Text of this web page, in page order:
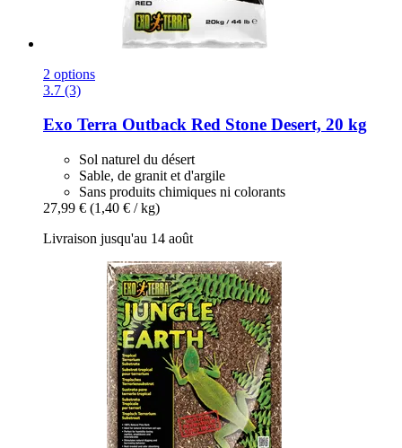
2 options
3.7 (3)
Exo Terra Outback Red Stone Desert, 20 kg
Sol naturel du désert
Sable, de granit et d'argile
Sans produits chimiques ni colorants
27,99 € (1,40 € / kg)
Livraison jusqu'au 14 août